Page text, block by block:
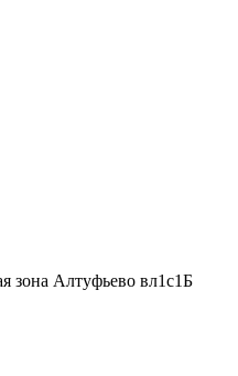
Алтуфьево вл1с1Б